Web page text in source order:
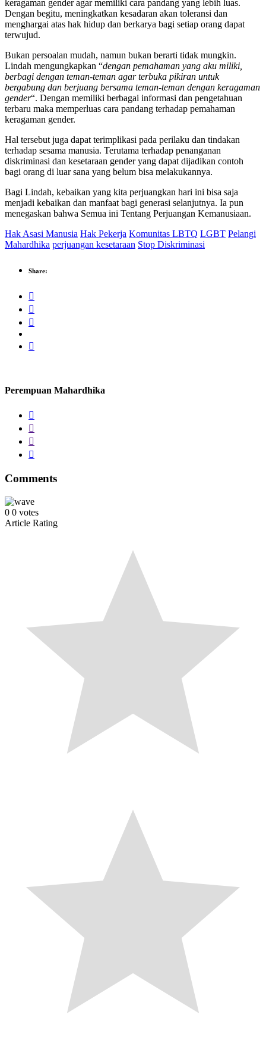
keragaman gender agar memiliki cara pandang yang lebih luas.
Dengan begitu, meningkatkan kesadaran akan toleransi dan
menghargai atas hak hidup dan berkarya bagi setiap orang dapat
terwujud.
Bukan persoalan mudah, namun bukan berarti tidak mungkin.
Lindah mengungkapkan “dengan pemahaman yang aku miliki,
berbagi dengan teman-teman agar terbuka pikiran untuk
bergabung dan berjuang bersama teman-teman dengan keragaman
gender“. Dengan memiliki berbagai informasi dan pengetahuan
terbaru maka memperluas cara pandang terhadap pemahaman
keragaman gender.
Hal tersebut juga dapat terimplikasi pada perilaku dan tindakan
terhadap sesama manusia. Terutama terhadap penanganan
diskriminasi dan kesetaraan gender yang dapat dijadikan contoh
bagi orang di luar sana yang belum bisa melakukannya.
Bagi Lindah, kebaikan yang kita perjuangkan hari ini bisa saja
menjadi kebaikan dan manfaat bagi generasi selanjutnya. Ia pun
menegaskan bahwa Semua ini Tentang Perjuangan Kemanusiaan.
Hak Asasi Manusia Hak Pekerja Komunitas LBTQ LGBT Pelangi
Mahardhika perjuangan kesetaraan Stop Diskriminasi
Share:
Perempuan Mahardhika
Comments
0 0 votes
Article Rating